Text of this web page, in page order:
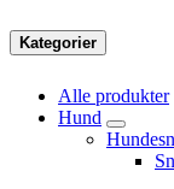
Kategorier
Alle produkter
Hund